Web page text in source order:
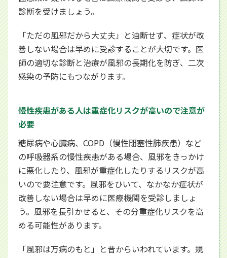
診断を受けましょう。
「ただの風邪だから大丈夫」と油断せず、症状が改
善しない場合は早めに受診することが大切です。医
師の適切な診断と治療が風邪の長期化を防ぎ、二次
感染の予防にもつながります。
慢性疾患がある人は重症化リスクが高いので注意が
必要
糖尿病や心臓病、COPD（慢性閉塞性肺疾患）など
の呼吸器系の慢性疾患がある場合、風邪をきっかけ
に悪化したり、風邪が重症化したりするリスクが高
いので要注意です。風邪をひいて、なかなか症状が
改善しない場合は早めに医療機関を受診しましょ
う。風邪を長引かせると、その分重症化リスクを高
める可能性があります。
「風邪は万病のもと」と昔からいわれています。規